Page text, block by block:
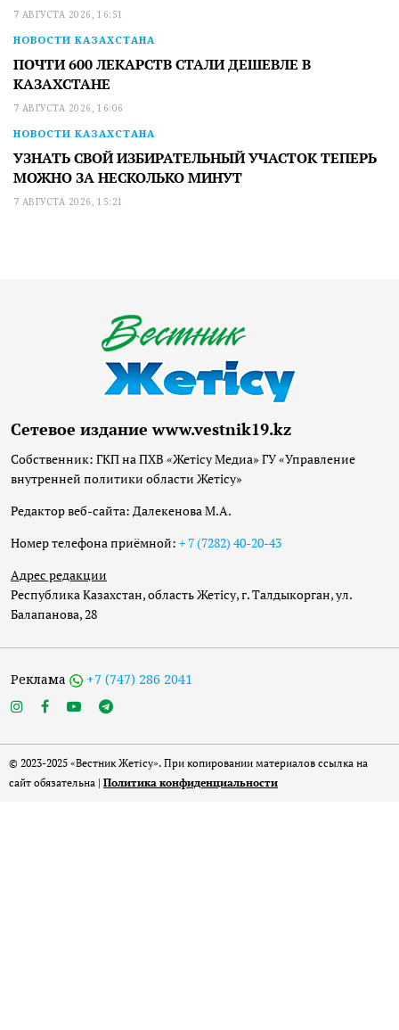
7 АВГУСТА 2026, 16:51
НОВОСТИ КАЗАХСТАНА
ПОЧТИ 600 ЛЕКАРСТВ СТАЛИ ДЕШЕВЛЕ В
КАЗАХСТАНЕ
7 АВГУСТА 2026, 16:06
НОВОСТИ КАЗАХСТАНА
УЗНАТЬ СВОЙ ИЗБИРАТЕЛЬНЫЙ УЧАСТОК ТЕПЕРЬ
МОЖНО ЗА НЕСКОЛЬКО МИНУТ
7 АВГУСТА 2026, 15:21
Сетевое издание www.vestnik19.kz
Собственник: ГКП на ПХВ «Жетісу Медиа» ГУ «Управление
внутренней политики области Жетісу»
Редактор веб-сайта: Далекенова М.А.
Номер телефона приёмной: + 7 (7282) 40-20-43
Адрес редакции
Республика Казахстан, область Жетісу, г. Талдыкорган, ул.
Балапанова, 28
Реклама +7 (747) 286 2041
© 2023-2025 «Вестник Жетісу». При копировании материалов ссылка на
сайт обязательна | Политика конфиденциальности